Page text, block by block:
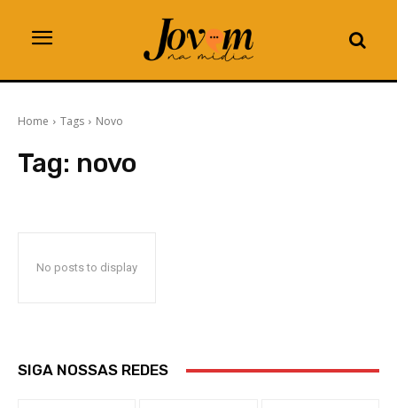
Home Tags Novo
Tag: novo
No posts to display
SIGA NOSSAS REDES